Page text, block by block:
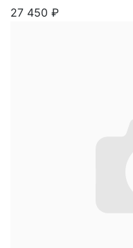
27 450 ₽